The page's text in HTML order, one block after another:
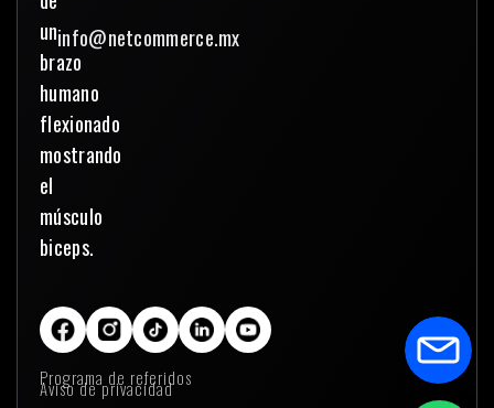
info@netcommerce.mx
Programa de referidos
Aviso de privacidad